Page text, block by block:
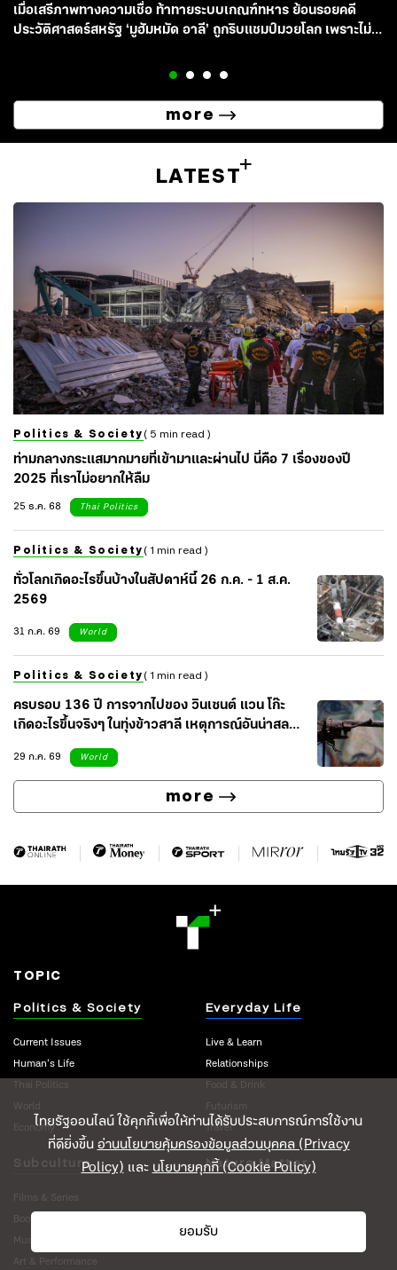
เมื่อเสรีภาพทางความเชื่อ ท้าทายระบบเกณฑ์ทหาร ย้อนรอยคดี
ประวัติศาสตร์สหรัฐ ‘มูฮัมหมัด อาลี’ ถูกริบแชมป์มวยโลก เพราะไม่
more
LATEST
Politics & Society ( 5 min read )
ท่ามกลางกระแสมากมายที่เข้ามาและผ่านไป นี่คือ 7 เรื่องของปี
2025 ที่เราไม่อยากให้ลืม
25 ธ.ค. 68
Thai Politics
Politics & Society ( 1 min read )
ทั่วโลกเกิดอะไรขึ้นบ้างในสัปดาห์นี้ 26 ก.ค. - 1 ส.ค.
2569
31 ก.ค. 69
World
Politics & Society ( 1 min read )
ครบรอบ 136 ปี การจากไปของ วินเซนต์ แวน โก๊ะ
เกิดอะไรขึ้นจริงๆ ในทุ่งข้าวสาลี เหตุการณ์อันน่าสลด
ของศิลปินผู้น่าเศร้า
29 ก.ค. 69 World
more
ไทยรัฐออนไลน์ ใช้คุกกี้เพื่อให้ท่านได้รับประสบการณ์การใช้งาน
ที่ดียิ่งขึ้นอ่านนโยบายคุ้มครองข้อมูลส่วนบุคคล (Privacy
Policy) และนโยบายคุกกี้ (Cookie Policy)
ยอมรับ
TOPIC
Politics & Society
Current Issues
Human’s Life
Thai Politics
World
Economy
Everyday Life
Live & Learn
Relationships
Food & Drink
Futurism
Travel
Subculture
Films & Series
Books
Music
Art & Performance
Nature Matter